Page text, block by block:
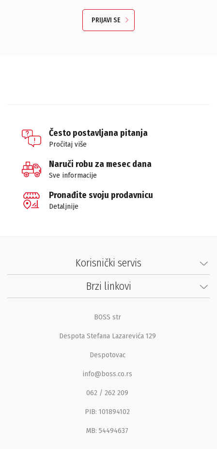
PRIJAVI SE
Često postavljana pitanja
Pročitaj više
Naruči robu za mesec dana
Sve informacije
Pronađite svoju prodavnicu
Detaljnije
Korisnički servis
Brzi linkovi
BOSS str
Despota Stefana Lazarevića 129
Despotovac
info@boss.co.rs
062 / 262 209
PIB: 101894102
MB: 54494637